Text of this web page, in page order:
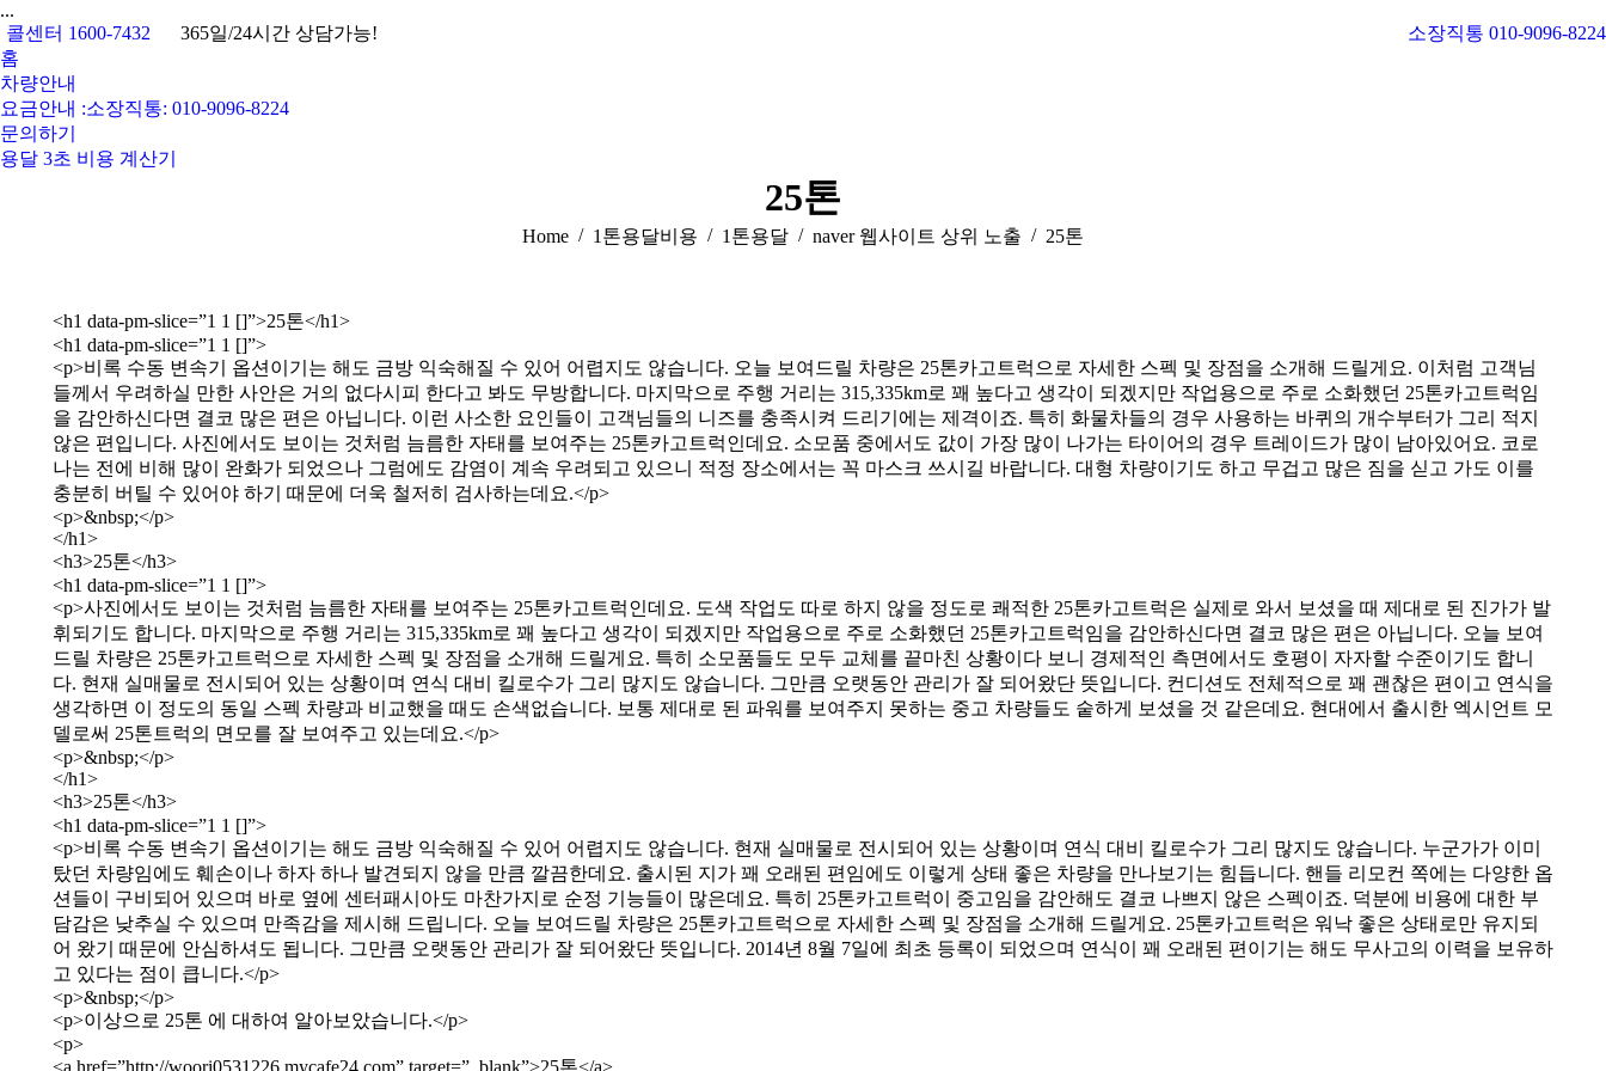
...
콜센터 1600-7432
365일/24시간 상담가능!
소장직통 010-9096-8224
홈
차량안내
요금안내 :소장직통: 010-9096-8224
문의하기
용달 3초 비용 계산기
25톤
You are here:
Home 1톤용달비용 1톤용달 naver 웹사이트 상위 노출 25톤
<h1 data-pm-slice=”1 1 []”>25톤</h1>
<h1 data-pm-slice=”1 1 []”>
<p>비록 수동 변속기 옵션이기는 해도 금방 익숙해질 수 있어 어렵지도 않습니다. 오늘 보여드릴 차량은 25톤카고트럭으로 자세한 스펙 및 장점을 소개해 드릴게요. 이처럼 고객님
들께서 우려하실 만한 사안은 거의 없다시피 한다고 봐도 무방합니다. 마지막으로 주행 거리는 315,335km로 꽤 높다고 생각이 되겠지만 작업용으로 주로 소화했던 25톤카고트럭임
을 감안하신다면 결코 많은 편은 아닙니다. 이런 사소한 요인들이 고객님들의 니즈를 충족시켜 드리기에는 제격이죠. 특히 화물차들의 경우 사용하는 바퀴의 개수부터가 그리 적지
않은 편입니다. 사진에서도 보이는 것처럼 늠름한 자태를 보여주는 25톤카고트럭인데요. 소모품 중에서도 값이 가장 많이 나가는 타이어의 경우 트레이드가 많이 남아있어요. 코로
나는 전에 비해 많이 완화가 되었으나 그럼에도 감염이 계속 우려되고 있으니 적정 장소에서는 꼭 마스크 쓰시길 바랍니다. 대형 차량이기도 하고 무겁고 많은 짐을 싣고 가도 이를
충분히 버틸 수 있어야 하기 때문에 더욱 철저히 검사하는데요.</p>
<p>&nbsp;</p>
</h1>
<h3>25톤</h3>
<h1 data-pm-slice=”1 1 []”>
<p>사진에서도 보이는 것처럼 늠름한 자태를 보여주는 25톤카고트럭인데요. 도색 작업도 따로 하지 않을 정도로 쾌적한 25톤카고트럭은 실제로 와서 보셨을 때 제대로 된 진가가 발
휘되기도 합니다. 마지막으로 주행 거리는 315,335km로 꽤 높다고 생각이 되겠지만 작업용으로 주로 소화했던 25톤카고트럭임을 감안하신다면 결코 많은 편은 아닙니다. 오늘 보여
드릴 차량은 25톤카고트럭으로 자세한 스펙 및 장점을 소개해 드릴게요. 특히 소모품들도 모두 교체를 끝마친 상황이다 보니 경제적인 측면에서도 호평이 자자할 수준이기도 합니
다. 현재 실매물로 전시되어 있는 상황이며 연식 대비 킬로수가 그리 많지도 않습니다. 그만큼 오랫동안 관리가 잘 되어왔단 뜻입니다. 컨디션도 전체적으로 꽤 괜찮은 편이고 연식을
생각하면 이 정도의 동일 스펙 차량과 비교했을 때도 손색없습니다. 보통 제대로 된 파워를 보여주지 못하는 중고 차량들도 숱하게 보셨을 것 같은데요. 현대에서 출시한 엑시언트 모
델로써 25톤트럭의 면모를 잘 보여주고 있는데요.</p>
<p>&nbsp;</p>
</h1>
<h3>25톤</h3>
<h1 data-pm-slice=”1 1 []”>
<p>비록 수동 변속기 옵션이기는 해도 금방 익숙해질 수 있어 어렵지도 않습니다. 현재 실매물로 전시되어 있는 상황이며 연식 대비 킬로수가 그리 많지도 않습니다. 누군가가 이미
탔던 차량임에도 훼손이나 하자 하나 발견되지 않을 만큼 깔끔한데요. 출시된 지가 꽤 오래된 편임에도 이렇게 상태 좋은 차량을 만나보기는 힘듭니다. 핸들 리모컨 쪽에는 다양한 옵
션들이 구비되어 있으며 바로 옆에 센터패시아도 마찬가지로 순정 기능들이 많은데요. 특히 25톤카고트럭이 중고임을 감안해도 결코 나쁘지 않은 스펙이죠. 덕분에 비용에 대한 부
담감은 낮추실 수 있으며 만족감을 제시해 드립니다. 오늘 보여드릴 차량은 25톤카고트럭으로 자세한 스펙 및 장점을 소개해 드릴게요. 25톤카고트럭은 워낙 좋은 상태로만 유지되
어 왔기 때문에 안심하셔도 됩니다. 그만큼 오랫동안 관리가 잘 되어왔단 뜻입니다. 2014년 8월 7일에 최초 등록이 되었으며 연식이 꽤 오래된 편이기는 해도 무사고의 이력을 보유하
고 있다는 점이 큽니다.</p>
<p>&nbsp;</p>
<p>이상으로 25톤 에 대하여 알아보았습니다.</p>
<p>
<a href=”http://woori0531226.mycafe24.com” target=”_blank”>25톤</a>